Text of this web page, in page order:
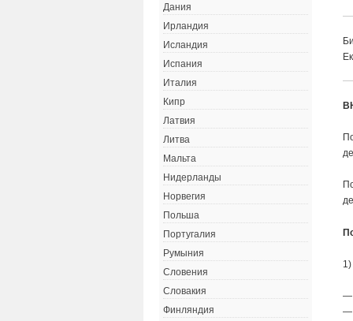
—
—
Дания
Ирландия
Исландия
Испания
Италия
Кипр
Латвия
Литва
Мальта
Нидерланды
Норвегия
Польша
Португалия
Румыния
Словения
Словакия
Финляндия